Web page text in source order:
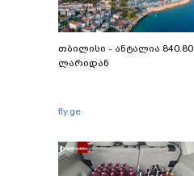
თბილისი - ანტალია 840.80
ლარიდან
fly.ge